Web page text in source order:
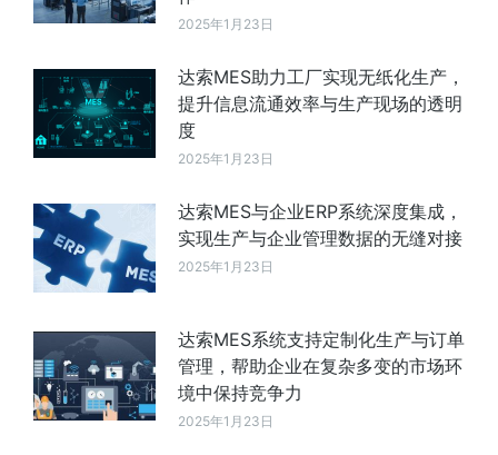
2025年1月23日
达索MES助力工厂实现无纸化生产，
提升信息流通效率与生产现场的透明
度
2025年1月23日
达索MES与企业ERP系统深度集成，
实现生产与企业管理数据的无缝对接
2025年1月23日
达索MES系统支持定制化生产与订单
管理，帮助企业在复杂多变的市场环
境中保持竞争力
2025年1月23日